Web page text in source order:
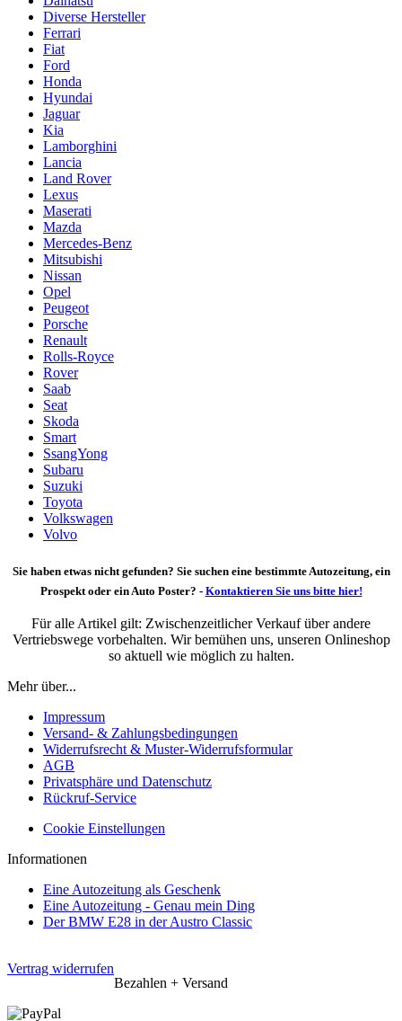
Diverse Hersteller
Ferrari
Fiat
Ford
Honda
Hyundai
Jaguar
Kia
Lamborghini
Lancia
Land Rover
Lexus
Maserati
Mazda
Mercedes-Benz
Mitsubishi
Nissan
Opel
Peugeot
Porsche
Renault
Rolls-Royce
Rover
Saab
Seat
Skoda
Smart
SsangYong
Subaru
Suzuki
Toyota
Volkswagen
Volvo
Sie haben etwas nicht gefunden? Sie suchen eine bestimmte Autozeitung, ein
Prospekt oder ein Auto Poster? - Kontaktieren Sie uns bitte hier!
Für alle Artikel gilt: Zwischenzeitlicher Verkauf über andere
Vertriebswege vorbehalten. Wir bemühen uns, unseren Onlineshop
so aktuell wie möglich zu halten.
Mehr über...
Impressum
Versand- & Zahlungsbedingungen
Widerrufsrecht & Muster-Widerrufsformular
AGB
Privatsphäre und Datenschutz
Rückruf-Service
Cookie Einstellungen
Informationen
Eine Autozeitung als Geschenk
Eine Autozeitung - Genau mein Ding
Der BMW E28 in der Austro Classic
Vertrag widerrufen
Bezahlen + Versand